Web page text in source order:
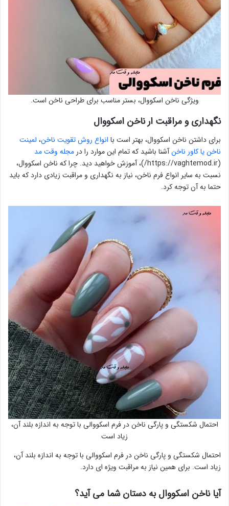
ویژگی ناخن اسکووال، بستر مناسب برای طراحی ناخن است.
نگهداری و مراقبت ار ناخن اسکووال
برای داشتن ناخن اسکووال، بهتر است با انواع روش تقویت ناخن، لمینت
ناخن یا کاور ناخنآشنا باشید که تمام این موارد را در مجله وقت مد
(https://vaghtemod.ir/)، آموزش خواهید دید. چرا که ناخن اسکووال،
نسبت به سایر انواع فرم ناخن، نیاز به نگهداری و مراقبت زیادی دارد که باید
حتما به آن توجه کرد.
احتمال شکستگی و پارگی ناخن در فرم اسکووالی با توجه به اندازه بلند آن،
زیاد است
احتمال شکستگی و پارگی ناخن در فرم اسکووالی با توجه به اندازه بلند آن،
زیاد است. برای همین نیاز به مراقبت ویژه ای دارد.
آیا ناخن اسکووال به دستان شما می آید؟